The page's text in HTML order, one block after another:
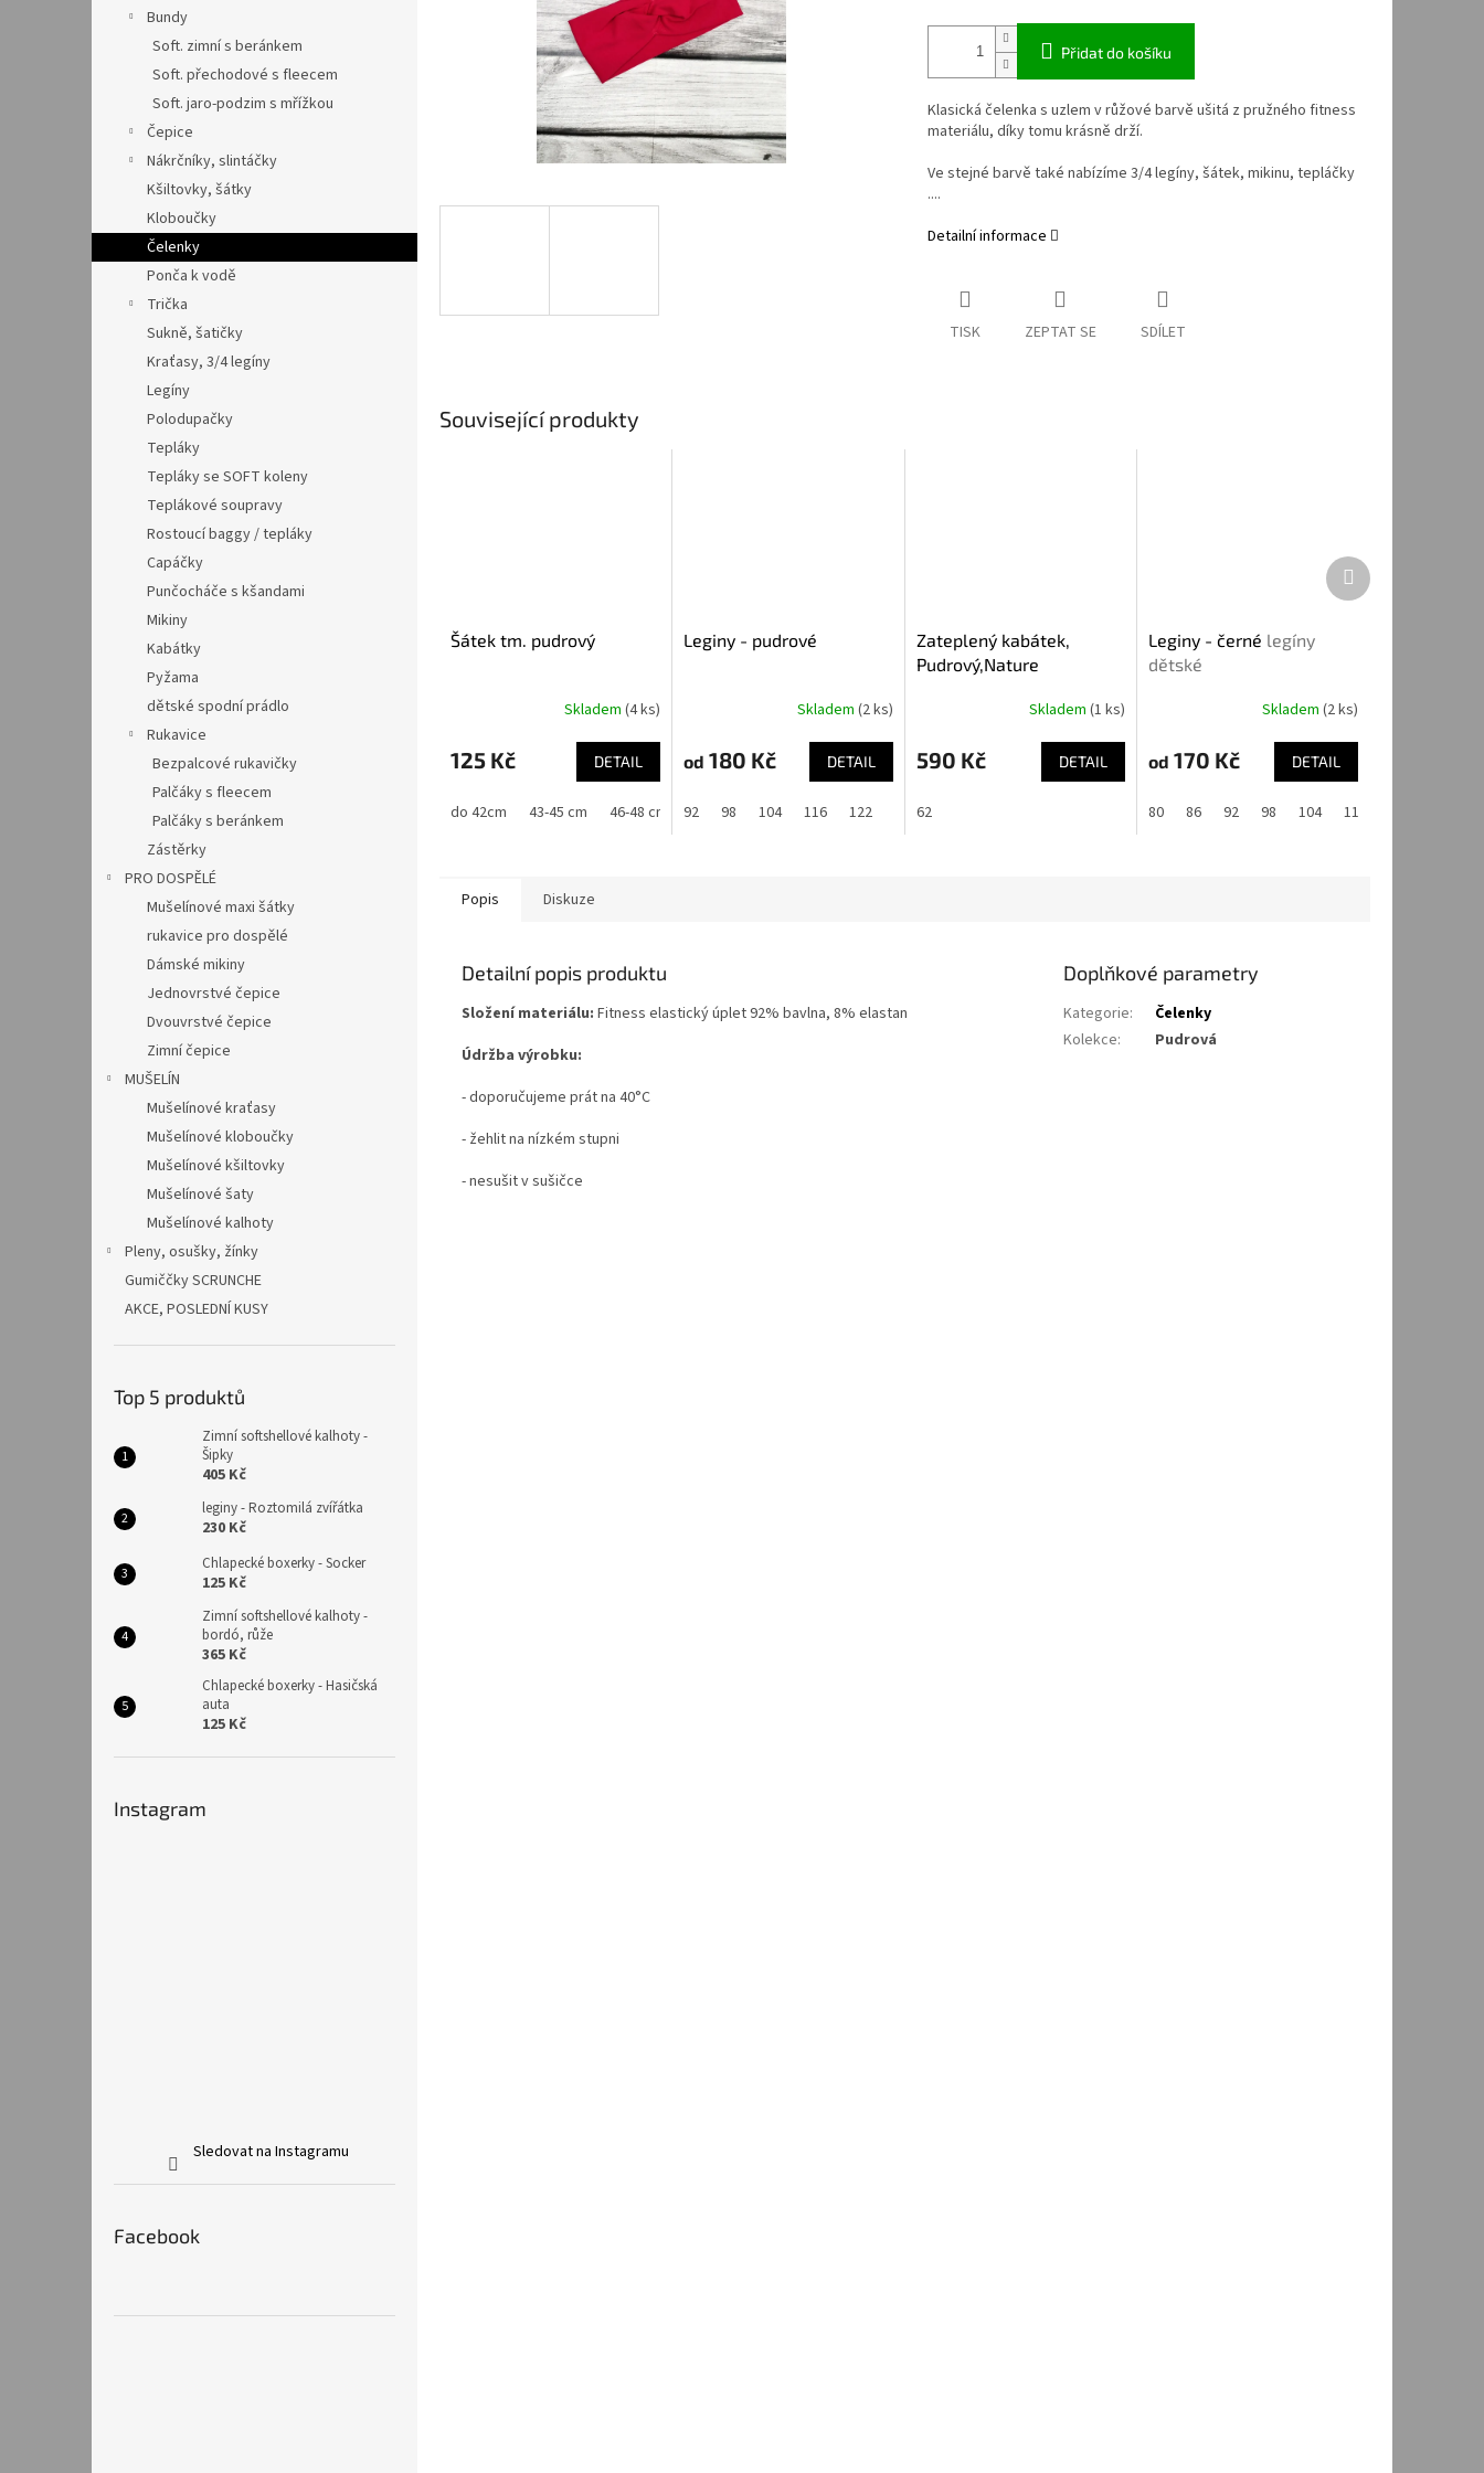
Bundy
Soft. zimní s beránkem
Soft. přechodové s fleecem
Soft. jaro-podzim s mřížkou
Čepice
Nákrčníky, slintáčky
Kšiltovky, šátky
Kloboučky
Čelenky
Ponča k vodě
Trička
Sukně, šatičky
Kraťasy, 3/4 legíny
Legíny
Polodupačky
Tepláky
Tepláky se SOFT koleny
Teplákové soupravy
Rostoucí baggy / tepláky
Capáčky
Punčocháče s kšandami
Mikiny
Kabátky
Pyžama
dětské spodní prádlo
Rukavice
Bezpalcové rukavičky
Palčáky s fleecem
Palčáky s beránkem
Zástěrky
PRO DOSPĚLÉ
Mušelínové maxi šátky
rukavice pro dospělé
Dámské mikiny
Jednovrstvé čepice
Dvouvrstvé čepice
Zimní čepice
MUŠELÍN
Mušelínové kraťasy
Mušelínové kloboučky
Mušelínové kšiltovky
Mušelínové šaty
Mušelínové kalhoty
Pleny, osušky, žínky
Gumiččky SCRUNCHE
AKCE, POSLEDNÍ KUSY
Top 5 produktů
Zimní softshellové kalhoty -
Šipky
405 Kč
leginy - Roztomilá zvířátka
230 Kč
Chlapecké boxerky - Socker
125 Kč
Zimní softshellové kalhoty -
bordó, růže
365 Kč
Chlapecké boxerky - Hasičská
auta
125 Kč
Instagram
Sledovat na Instagramu
Facebook
Přidat do košíku
Klasická čelenka s uzlem v růžové barvě ušitá z pružného fitness
materiálu, díky tomu krásně drží.
Ve stejné barvě také nabízíme 3/4 legíny, šátek, mikinu, tepláčky
....
Detailní informace
TISK ZEPTAT SE SDÍLET
Související produkty
Šátek tm. pudrový
Skladem (4 ks)
125 Kč DETAIL
do 42cm 43-45 cm 46-48 cm 49-54 cm
Leginy - pudrové
Skladem (2 ks)
od 180 Kč DETAIL
92 98 104 116 122 128
Zateplený kabátek,
Pudrový,Nature
Skladem(1 ks)
590 Kč DETAIL
62
Leginy - černé legíny
dětské
Skladem (2 ks)
od 170 Kč DETAIL
80 86 92 98 104 110
Další
produkt
Popis Diskuze
Detailní popis produktu
Složení materiálu: Fitness elastický úplet 92% bavlna, 8% elastan
Údržba výrobku:
- doporučujeme prát na 40°C
- žehlit na nízkém stupni
- nesušit v sušičce
Doplňkové parametry
Kategorie:
Čelenky
Kolekce: Pudrová